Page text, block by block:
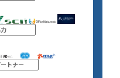
トナー